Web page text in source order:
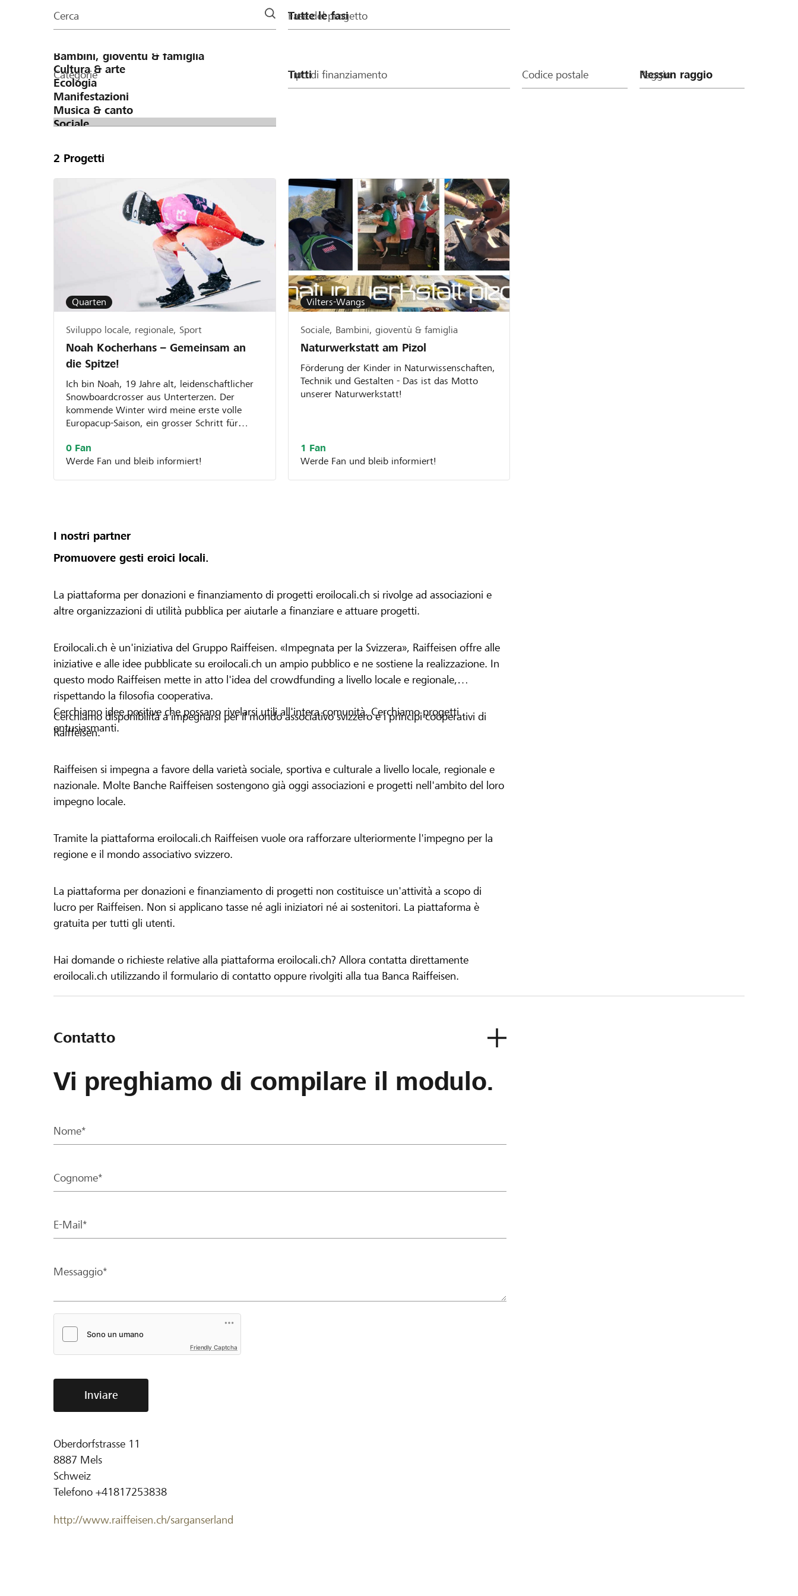
della
Cerca Fase del progetto
Categorie Tipo di finanziamento Codice postale Raggio
2 Progetti
Quarten
Sviluppo locale, regionale, Sport
Noah Kocherhans – Gemeinsam an
die Spitze!
Ich bin Noah, 19 Jahre alt, leidenschaftlicher
Snowboardcrosser aus Unterterzen. Der
kommende Winter wird meine erste volle
Europacup-Saison, ein grosser Schritt für
0 Fan
Werde Fan und bleib informiert!
Vilters-Wangs
Sociale, Bambini, gioventù & famiglia
Naturwerkstatt am Pizol
Förderung der Kinder in Naturwissenschaften,
Technik und Gestalten - Das ist das Motto
unserer Naturwerkstatt!
1 Fan
Werde Fan und bleib informiert!
I nostri partner
Promuovere gesti eroici locali.
La piattaforma per donazioni e finanziamento di progetti eroilocali.ch si rivolge ad associazioni e
altre organizzazioni di utilità pubblica per aiutarle a finanziare e attuare progetti.
Eroilocali.ch è un'iniziativa del Gruppo Raiffeisen. «Impegnata per la Svizzera», Raiffeisen offre alle
iniziative e alle idee pubblicate su eroilocali.ch un ampio pubblico e ne sostiene la realizzazione. In
questo modo Raiffeisen mette in atto l'idea del crowdfunding a livello locale e regionale,
rispettando la filosofia cooperativa.
Cerchiamo idee positive che possano rivelarsi utili all'intera comunità. Cerchiamo progetti
entusiasmanti.
Cerchiamo disponibilità a impegnarsi per il mondo associativo svizzero e i principi cooperativi di
Raiffeisen.
Raiffeisen si impegna a favore della varietà sociale, sportiva e culturale a livello locale, regionale e
nazionale. Molte Banche Raiffeisen sostengono già oggi associazioni e progetti nell'ambito del loro
impegno locale.
Tramite la piattaforma eroilocali.ch Raiffeisen vuole ora rafforzare ulteriormente l'impegno per la
regione e il mondo associativo svizzero.
La piattaforma per donazioni e finanziamento di progetti non costituisce un'attività a scopo di
lucro per Raiffeisen. Non si applicano tasse né agli iniziatori né ai sostenitori. La piattaforma è
gratuita per tutti gli utenti.
Hai domande o richieste relative alla piattaforma eroilocali.ch? Allora contatta direttamente
eroilocali.ch utilizzando il formulario di contatto oppure rivolgiti alla tua Banca Raiffeisen.
Contatto
Vi preghiamo di compilare il modulo.
Nome*
Cognome*
E-Mail*
Messaggio*
Friendly Captcha
Inviare
Oberdorfstrasse 11
8887 Mels
Schweiz
Telefono +41817253838
http://www.raiffeisen.ch/sarganserland